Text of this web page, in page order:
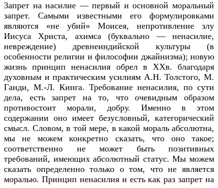
3aпpeт на насилие — первый и основной моральный
запрет. Самыми известными его формулировками
являются «не убий» Моисея, непротивление злу
Иисуса Христа, ахимса (буквально — ненасилие,
невреждение) древнеиндийской культуры (в
особенности религии и философии джайнизма); новую
жизнь принцип ненасилия обрел в XXв. благодаря
духовным и практическим усилиям А.Н. Толстого, М.
Ганди, М.-Л. Кинга. Требование ненасилия, по сути
дела, есть запрет на то, что очевидным образом
противостоит морали, добру. Именно в этом
содержании оно имеет безусловный, категорический
смысл. Словом, в той мере, в какой мораль абсолютна,
мы не можем конкретно сказать, что оно такое;
соответственно не может быть позитивных
требований, имеющих абсолютный статус. Мы можем
сказать определенно только о том, что не является
моралью. Принцип ненасилия и есть как раз запрет на